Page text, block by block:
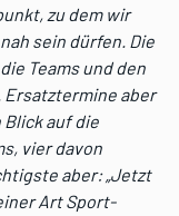
zu dem wir
sein dürfen. Die
Teams und den
Ersatztermine aber
auf die
vier davon
aber: „Jetzt
Art Sport-